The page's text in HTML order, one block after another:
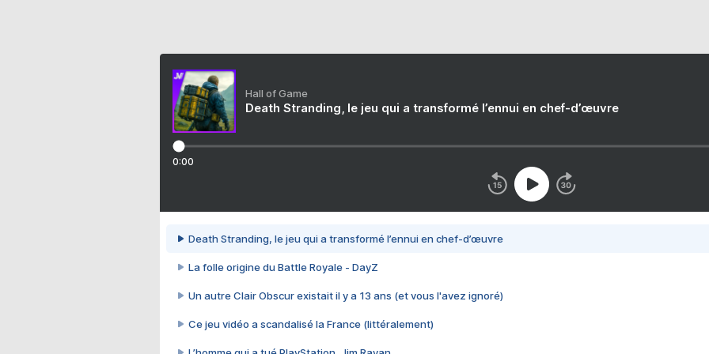
Hall of Game
Death Stranding, le jeu qui a transformé l’ennui en chef-d’œuvre
0:00
Death Stranding, le jeu qui a transformé l’ennui en chef-d’œuvre
La folle origine du Battle Royale - DayZ
Un autre Clair Obscur existait il y a 13 ans (et vous l'avez ignoré)
Ce jeu vidéo a scandalisé la France (littéralement)